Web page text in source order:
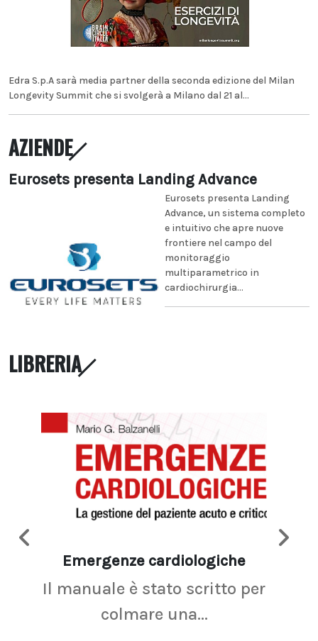
Edra S.p.A sarà media partner della seconda edizione del Milan
Longevity Summit che si svolgerà a Milano dal 21 al...
AZIENDE
Eurosets presenta Landing Advance
Eurosets presenta Landing
Advance, un sistema completo
e intuitivo che apre nuove
frontiere nel campo del
monitoraggio
multiparametrico in
cardiochirurgia...
LIBRERIA
Emergenze cardiologiche
Il manuale è stato scritto per
colmare una...